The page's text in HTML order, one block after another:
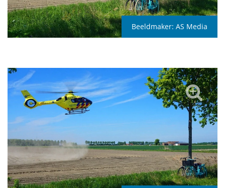
Beeldmaker: AS Media